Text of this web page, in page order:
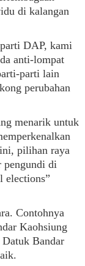
di kalangan
DAP, kami
anti-lompat
parti lain
perubahan
menarik untuk
pilihan raya
pengundi di
elections”
Contohnya
Kaohsiung
Bandar